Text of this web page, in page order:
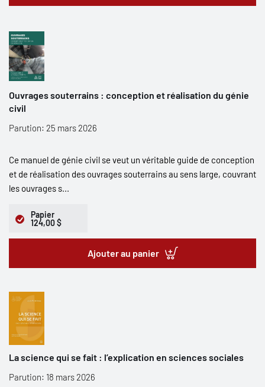
Ouvrages souterrains : conception et réalisation du génie
civil
Parution: 25 mars 2026
Ce manuel de génie civil se veut un véritable guide de conception
et de réalisation des ouvrages souterrains au sens large, couvrant
les ouvrages s...
Papier
124,00 $
Ajouter au panier
La science qui se fait : l’explication en sciences sociales
Parution: 18 mars 2026